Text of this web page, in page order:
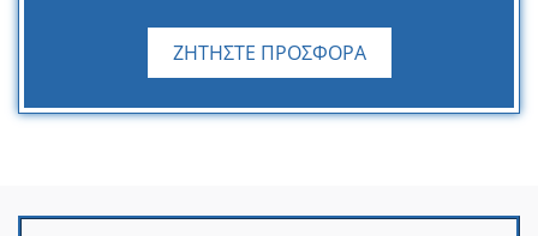
ΖΗΤΗΣΤΕ ΠΡΟΣΦΟΡΑ